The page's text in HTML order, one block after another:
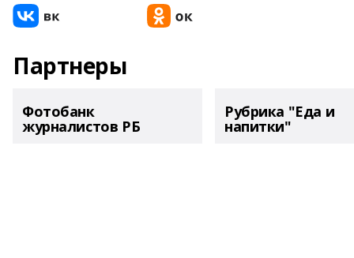
Партнеры
Фотобанк
журналистов РБ
Рубрика "Еда и
напитки"